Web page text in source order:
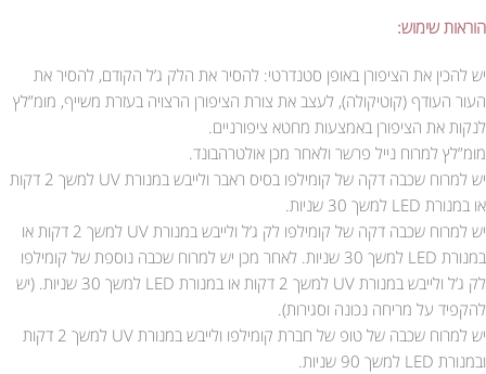
הוראות שימוש:
יש להכין את הציפורן באופן סטנדרטי: להסיר את הלק ג’ל הקודם, להסיר את
העור העודף (קוטיקולה), לעצב את צורת הציפורן הרצויה בעזרת משייף, מומ”לץ
לנקות את הציפורן באמצעות מחטא ציפורניים.
מומ”לץ למרוח נייל פרשר ולאחר מכן אולטרהבונד.
יש למרוח שכבה דקה של קומילפו בסיס ראבר ולייבש במנורת UV למשך 2 דקות
או במנורת LED למשך 30 שניות.
יש למרוח שכבה דקה של קומילפו לק ג’ל ולייבש במנורת UV למשך 2 דקות או
במנורת LED למשך 30 שניות. לאחר מכן יש למרוח שכבה נוספת של קומילפו
לק ג’ל ולייבש במנורת UV למשך 2 דקות או במנורת LED למשך 30 שניות. (יש
להקפיד על מריחה נכונה וסגירות).
יש למרוח שכבה של טופ של חברת קומילפו ולייבש במנורת UV למשך 2 דקות
ובמנורת LED למשך 90 שניות.